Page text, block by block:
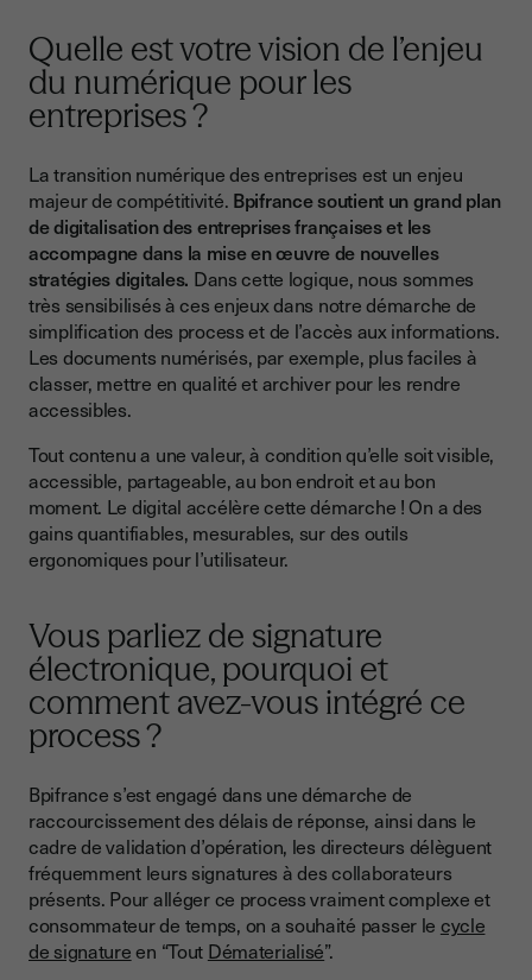
Quelle est votre vision de l’enjeu
du numérique pour les
entreprises ?
La transition numérique des entreprises est un enjeu
majeur de compétitivité. Bpifrance soutient un grand plan
de digitalisation des entreprises françaises et les
accompagne dans la mise en œuvre de nouvelles
stratégies digitales. Dans cette logique, nous sommes
très sensibilisés à ces enjeux dans notre démarche de
simplification des process et de l’accès aux informations.
Les documents numérisés, par exemple, plus faciles à
classer, mettre en qualité et archiver pour les rendre
accessibles.
Tout contenu a une valeur, à condition qu’elle soit visible,
accessible, partageable, au bon endroit et au bon
moment. Le digital accélère cette démarche ! On a des
gains quantifiables, mesurables, sur des outils
ergonomiques pour l’utilisateur.
Vous parliez de signature
électronique, pourquoi et
comment avez-vous intégré ce
process ?
Bpifrance s’est engagé dans une démarche de
raccourcissement des délais de réponse, ainsi dans le
cadre de validation d’opération, les directeurs délèguent
fréquemment leurs signatures à des collaborateurs
présents. Pour alléger ce process vraiment complexe et
consommateur de temps, on a souhaité passer le cycle
de signatureen “Tout Dématerialisé”.